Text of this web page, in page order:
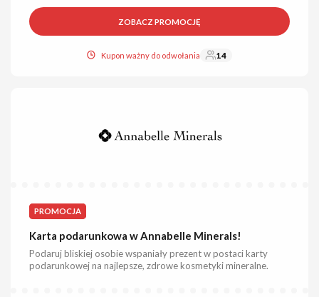
ZOBACZ PROMOCJĘ
Kupon ważny do odwołania 14
PROMOCJA
Karta podarunkowa w Annabelle Minerals!
Podaruj bliskiej osobie wspaniały prezent w postaci karty
podarunkowej na najlepsze, zdrowe kosmetyki mineralne.